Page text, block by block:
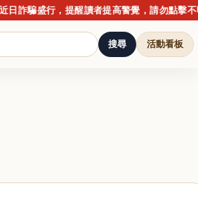
盛行，提醒讀者提高警覺，請勿點擊不明連
搜尋 活動看板